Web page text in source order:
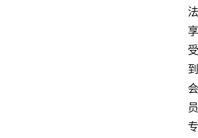
法
享
受
到
会
员
专